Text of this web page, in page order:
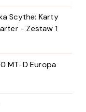
Scythe: Karty
- Zestaw 1
MT-D Europa